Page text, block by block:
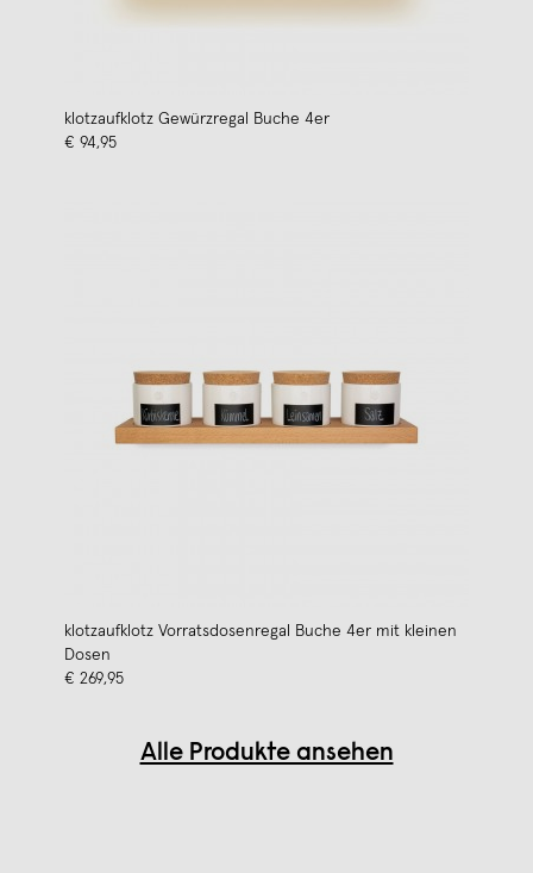
klotzaufklotz Gewürzregal Buche 4er
€ 94,95
klotzaufklotz Vorratsdosenregal Buche 4er mit kleinen
Dosen
€ 269,95
Alle Produkte ansehen